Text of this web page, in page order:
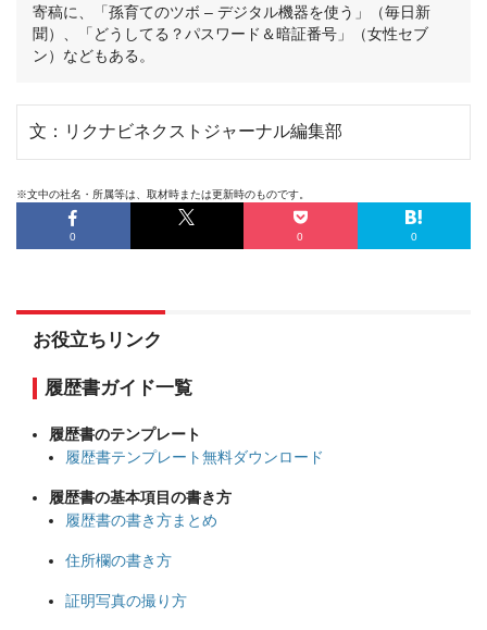
寄稿に、「孫育てのツボ – デジタル機器を使う」（毎日新
聞）、「どうしてる？パスワード＆暗証番号」（女性セブ
ン）などもある。
文：リクナビネクストジャーナル編集部
※文中の社名・所属等は、取材時または更新時のものです。
0 0 0
お役立ちリンク
履歴書ガイド一覧
履歴書のテンプレート
履歴書テンプレート無料ダウンロード
履歴書の基本項目の書き方
履歴書の書き方まとめ
住所欄の書き方
証明写真の撮り方